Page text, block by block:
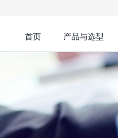
首页 产品与选型